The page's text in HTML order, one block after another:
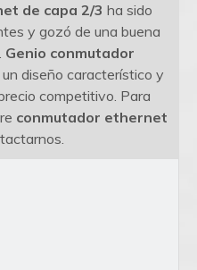
de capa 2/3 ha sido
y gozó de una buena
Genio conmutador
diseño característico y
competitivo. Para
conmutador ethernet